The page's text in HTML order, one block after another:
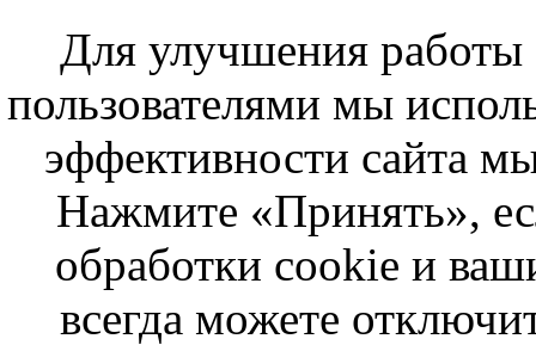
Для улучшения работы
пользователями мы
эффективности сайта
Нажмите «Принять»,
обработки cookie и
всегда можете